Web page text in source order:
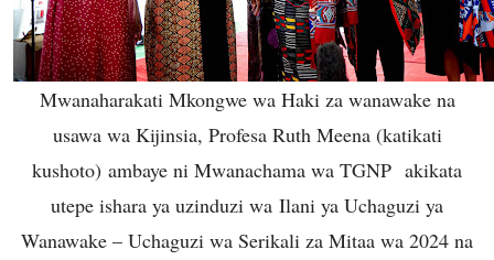
Mwanaharakati Mkongwe wa Haki za wanawake na
usawa wa Kijinsia, Profesa Ruth Meena (katikati
kushoto) ambaye ni Mwanachama wa TGNP akikata
utepe ishara ya uzinduzi wa Ilani ya Uchaguzi ya
Wanawake – Uchaguzi wa Serikali za Mitaa wa 2024 na